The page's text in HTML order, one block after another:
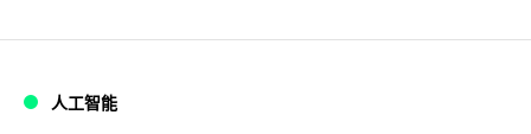
人工智能